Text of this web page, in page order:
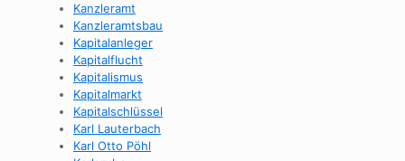
Kanzleramt
Kanzleramtsbau
Kapitalanleger
Kapitalflucht
Kapitalismus
Kapitalmarkt
Kapitalschlüssel
Karl Lauterbach
Karl Otto Pöhl